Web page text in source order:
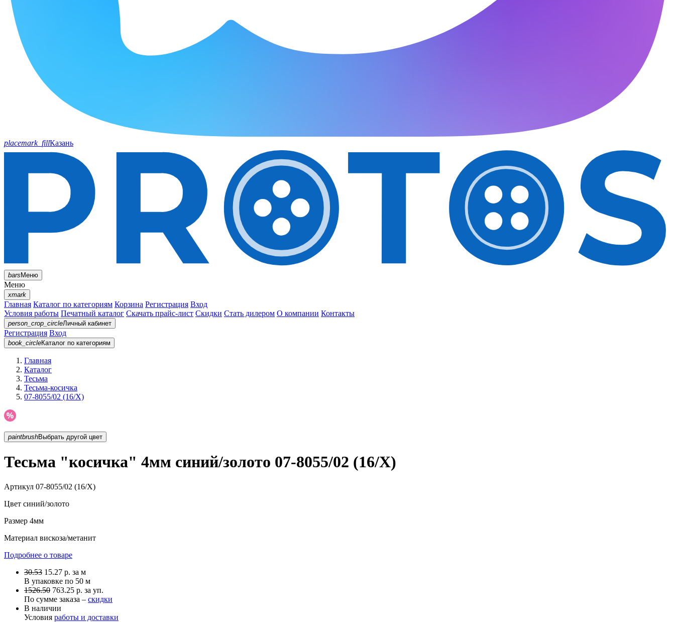
placemark_fillКазань
barsМеню
Меню
xmark
Главная Каталог по категориям Корзина Регистрация Вход
Условия работы Печатный каталог Скачать прайс-лист Скидки Стать дилером О компании Контакты
person_crop_circleЛичный кабинет
Регистрация Вход
book_circleКаталог по категориям
Главная
Каталог
Тесьма
Тесьма-косичка
07-8055/02 (16/X)
paintbrush Выбрать другой цвет
Тесьма "косичка" 4мм синий/золото 07-8055/02 (16/X)
Артикул 07-8055/02 (16/X)
Цвет синий/золото
Размер 4мм
Материал вискоза/метанит
Подробнее о товаре
30.53 15.27 р. за м
В упаковке по 50 м
1526.50 763.25 р. за уп.
По сумме заказа – скидки
В наличии
Условия работы и доставки